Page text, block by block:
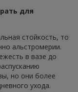
для
стойкость, то
альстромерии.
в вазе до
но они более
ухода.